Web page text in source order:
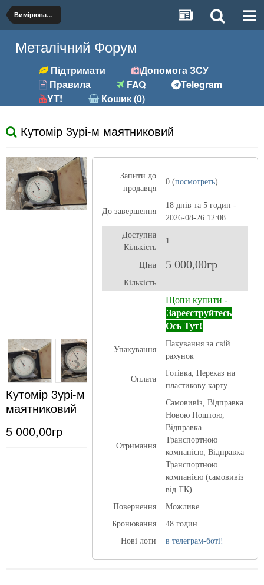
Вимірювальний інструмент
Металічний Форум
Підтримати
Допомога ЗСУ
Правила
FAQ
Telegram
YT!
Кошик (0)
Кутомір 3урі-м маятниковий
Кутомір 3урі-м
маятниковий
5 000,00гр
Запити до
продавця
0 (посмотреть)
До завершення
18 днів та 5 годин -
2026-08-26 12:08
Доступна
Кількість
1
ЦІна 5 000,00гр
Кількість
Щопи купити -
Зареєструйтесь
Ось Тут!
Упакування
Пакування за свій
рахунок
Оплата
Готівка, Переказ на
пластикову карту
Отримання
Самовивіз, Відправка
Новою Поштою,
Відправка
Транспортною
компанією, Відправка
Транспортною
компанією (самовивіз
від ТК)
Повернення
Можливе
Бронювання
48 годин
Нові лоти
в телеграм-боті!